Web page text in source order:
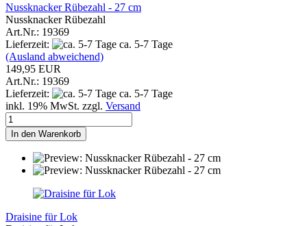
Nussknacker Rübezahl - 27 cm
Nussknacker Rübezahl
Art.Nr.: 19369
Lieferzeit:
ca. 5-7 Tage
(Ausland abweichend)
149,95 EUR
Art.Nr.: 19369
Lieferzeit:
ca. 5-7 Tage
inkl. 19% MwSt. zzgl. Versand
In den Warenkorb
Draisine für Lok